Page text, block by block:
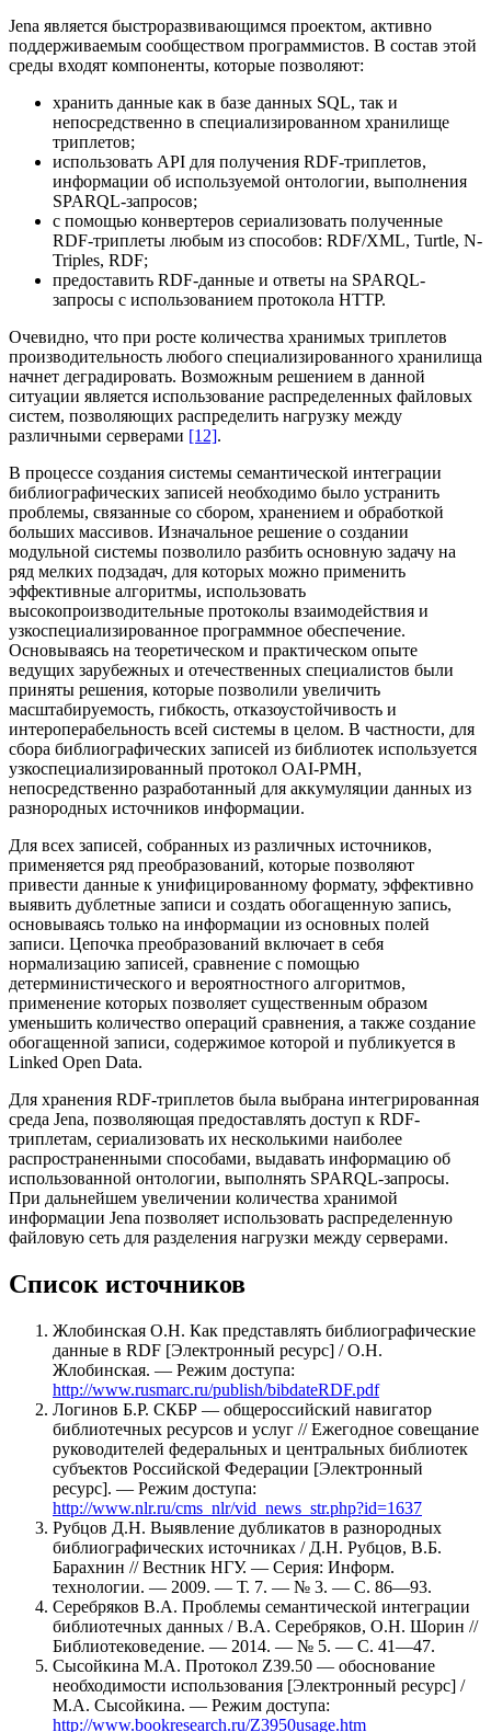
Jena является быстроразвивающимся проектом, активно
поддерживаемым сообществом программистов. В состав этой
среды входят компоненты, которые позволяют:
хранить данные как в базе данных SQL, так и
непосредственно в специализированном хранилище
триплетов;
использовать API для получения RDF-триплетов,
информации об используемой онтологии, выполнения
SPARQL-запросов;
с помощью конвертеров сериализовать полученные
RDF-триплеты любым из способов: RDF/XML, Turtle, N-
Triples, RDF;
предоставить RDF-данные и ответы на SPARQL-
запросы с использованием протокола HTTP.
Очевидно, что при росте количества хранимых триплетов
производительность любого специализированного хранилища
начнет деградировать. Возможным решением в данной
ситуации является использование распределенных файловых
систем, позволяющих распределить нагрузку между
различными серверами [12].
В процессе создания системы семантической интеграции
библиографических записей необходимо было устранить
проблемы, связанные со сбором, хранением и обработкой
больших массивов. Изначальное решение о создании
модульной системы позволило разбить основную задачу на
ряд мелких подзадач, для которых можно применить
эффективные алгоритмы, использовать
высокопроизводительные протоколы взаимодействия и
узкоспециализированное программное обеспечение.
Основываясь на теоретическом и практическом опыте
ведущих зарубежных и отечественных специалистов были
приняты решения, которые позволили увеличить
масштабируемость, гибкость, отказоустойчивость и
интероперабельность всей системы в целом. В частности, для
сбора библиографических записей из библиотек используется
узкоспециализированный протокол OAI-PMH,
непосредственно разработанный для аккумуляции данных из
разнородных источников информации.
Для всех записей, собранных из различных источников,
применяется ряд преобразований, которые позволяют
привести данные к унифицированному формату, эффективно
выявить дублетные записи и создать обогащенную запись,
основываясь только на информации из основных полей
записи. Цепочка преобразований включает в себя
нормализацию записей, сравнение с помощью
детерминистического и вероятностного алгоритмов,
применение которых позволяет существенным образом
уменьшить количество операций сравнения, а также создание
обогащенной записи, содержимое которой и публикуется в
Linked Open Data.
Для хранения RDF-триплетов была выбрана интегрированная
среда Jena, позволяющая предоставлять доступ к RDF-
триплетам, сериализовать их несколькими наиболее
распространенными способами, выдавать информацию об
использованной онтологии, выполнять SPARQL-запросы.
При дальнейшем увеличении количества хранимой
информации Jena позволяет использовать распределенную
файловую сеть для разделения нагрузки между серверами.
Список источников
Жлобинская О.Н. Как представлять библиографические
данные в RDF [Электронный ресурс] / О.Н.
Жлобинская. — Режим доступа:
http://www.rusmarc.ru/publish/bibdateRDF.pdf
Логинов Б.Р. СКБР — общероссийский навигатор
библиотечных ресурсов и услуг // Ежегодное совещание
руководителей федеральных и центральных библиотек
субъектов Российской Федерации [Электронный
ресурс]. — Режим доступа:
http://www.nlr.ru/cms_nlr/vid_news_str.php?id=1637
Рубцов Д.Н. Выявление дубликатов в разнородных
библиографических источниках / Д.Н. Рубцов, В.Б.
Барахнин // Вестник НГУ. — Серия: Информ.
технологии. — 2009. — Т. 7. — № 3. — С. 86—93.
Серебряков В.А. Проблемы семантической интеграции
библиотечных данных / В.А. Серебряков, О.Н. Шорин //
Библиотековедение. — 2014. — № 5. — С. 41—47.
Сысойкина М.А. Протокол Z39.50 — обоснование
необходимости использования [Электронный ресурс] /
М.А. Сысойкина. — Режим доступа:
http://www.bookresearch.ru/Z3950usage.htm